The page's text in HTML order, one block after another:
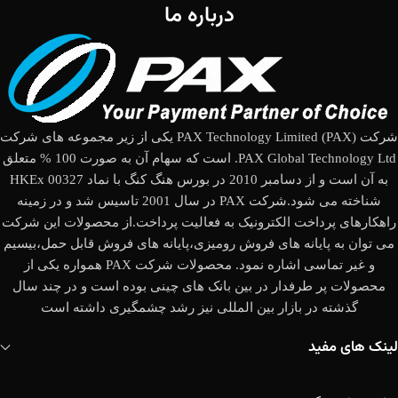
درباره ما
شرکت (PAX Technology Limited (PAX یکی از زیر مجموعه های شرکت
PAX Global Technology Ltd. است که سهام آن به صورت 100 % متعلق
به آن است و از دسامبر 2010 در بورس هنگ کنگ با نماد HKEx 00327
شناخته می شود.شرکت PAX در سال 2001 تاسیس شد و در زمینه
راهکارهای پرداخت الکترونیک به فعالیت پرداخت.از محصولات این شرکت
می توان به پایانه های فروش رومیزی،پایانه های فروش قابل حمل،بیسیم
و غیر تماسی اشاره نمود. محصولات شرکت PAX همواره یکی از
محصولات پر طرفدار در بین بانک های چینی بوده است و در چند سال
گذشته در بازار بین المللی نیز رشد چشمگیری داشته است
لینک های مفید